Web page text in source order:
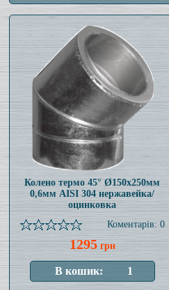
Колено термо 45° Ø150x250мм
0,6мм AISI 304 нержавейка/
оцинковка
Коментарів: 0
1295грн